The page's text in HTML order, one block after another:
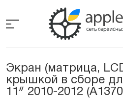
the
Экран (матрица,
крышкой в сборе
11ᐥ 2010-2012